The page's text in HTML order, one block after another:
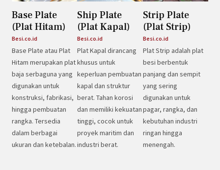
Base Plate
(Plat Hitam)
Besi.co.id
Base Plate atau Plat
Hitam merupakan plat
baja serbaguna yang
digunakan untuk
konstruksi, fabrikasi,
hingga pembuatan
rangka. Tersedia
dalam berbagai
ukuran dan ketebalan.
Ship Plate
(Plat Kapal)
Besi.co.id
Plat Kapal dirancang
khusus untuk
keperluan pembuatan
kapal dan struktur
berat. Tahan korosi
dan memiliki kekuatan
tinggi, cocok untuk
proyek maritim dan
industri berat.
Strip Plate
(Plat Strip)
Besi.co.id
Plat Strip adalah plat
besi berbentuk
panjang dan sempit
yang sering
digunakan untuk
pagar, rangka, dan
kebutuhan industri
ringan hingga
menengah.